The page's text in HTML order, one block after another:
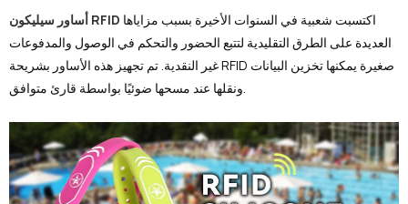
أساور سيليكون RFID
العديدة على الطرق التقليدية لتتبع الحضور والتحكم في الوصول والمدفوعات
غير النقدية. تم تجهيز هذه الأساور بشريحة RFID صغيرة يمكنها تخزين البيانات
ونقلها عند مسحها ضوئيًا بواسطة قارئ متوافق.